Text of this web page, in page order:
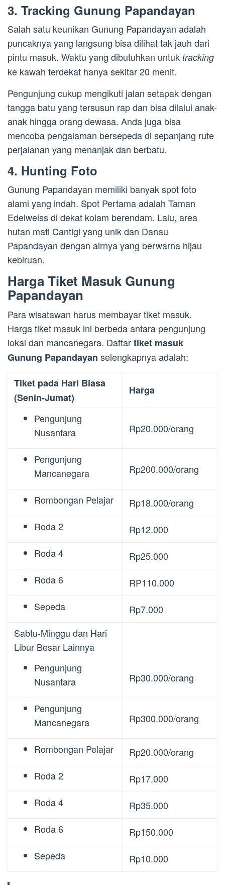
3. Tracking Gunung Papandayan
Salah satu keunikan Gunung Papandayan adalah
puncaknya yang langsung bisa dilihat tak jauh dari
pintu masuk. Waktu yang dibutuhkan untuk tracking
ke kawah terdekat hanya sekitar 20 menit.
Pengunjung cukup mengikuti jalan setapak dengan
tangga batu yang tersusun rap dan bisa dilalui anak-
anak hingga orang dewasa. Anda juga bisa
mencoba pengalaman bersepeda di sepanjang rute
perjalanan yang menanjak dan berbatu.
4. Hunting Foto
Gunung Papandayan memiliki banyak spot foto
alami yang indah. Spot Pertama adalah Taman
Edelweiss di dekat kolam berendam. Lalu, area
hutan mati Cantigi yang unik dan Danau
Papandayan dengan airnya yang berwarna hijau
kebiruan.
Harga Tiket Masuk Gunung
Papandayan
Para wisatawan harus membayar tiket masuk.
Harga tiket masuk ini berbeda antara pengunjung
lokal dan mancanegara. Daftartiket masuk
Gunung Papandayan selengkapnya adalah:
Tiket pada Hari Biasa
(Senin-Jumat)
Harga
Pengunjung
Nusantara
Rp20.000/orang
Pengunjung
Mancanegara
Rp200.000/orang
Rombongan Pelajar
Rp18.000/orang
Roda 2
Rp12.000
Roda 4
Rp25.000
Roda 6
RP110.000
Sepeda
Rp7.000
Sabtu-Minggu dan Hari
Libur Besar Lainnya
Pengunjung
Nusantara
Rp30.000/orang
Pengunjung
Mancanegara
Rp300.000/orang
Rombongan Pelajar
Rp20.000/orang
Roda 2
Rp17.000
Roda 4
Rp35.000
Roda 6
Rp150.000
Sepeda
Rp10.000